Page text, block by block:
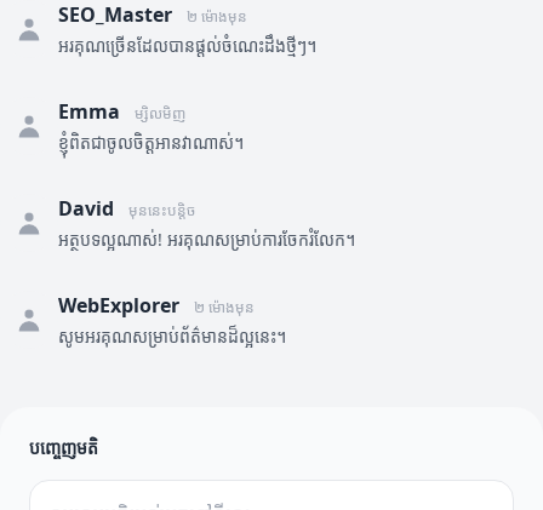
SEO_Master ២ ម៉ោងមុន
អរគុណច្រើនដែលបានផ្តល់ចំណេះដឹងថ្មីៗ។
Emma ម្សិលមិញ
ខ្ញុំពិតជាចូលចិត្តអានវាណាស់។
David មុននេះបន្តិច
អត្ថបទល្អណាស់! អរគុណសម្រាប់ការចែករំលែក។
WebExplorer ២ ម៉ោងមុន
សូមអរគុណសម្រាប់ព័ត៌មានដ៏ល្អនេះ។
បញ្ចេញមតិ